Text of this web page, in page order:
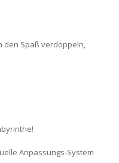
den Spaß verdoppeln,
Anpassungs-System